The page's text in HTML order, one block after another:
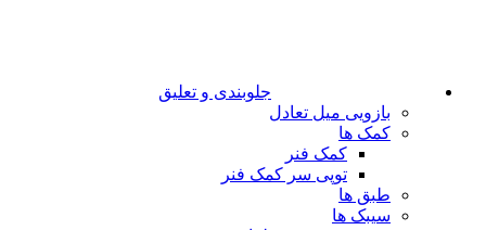
جلوبندی و تعلیق
بازویی میل تعادل
کمک ها
کمک فنر
توپی سر کمک فنر
طبق ها
سیبک ها